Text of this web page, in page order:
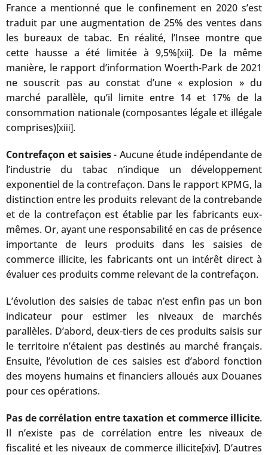
France a mentionné que le confinement en 2020 s’est
traduit par une augmentation de 25% des ventes dans
les bureaux de tabac. En réalité, l’Insee montre que
cette hausse a été limitée à 9,5%[xii]. De la même
manière, le rapport d’information Woerth-Park de 2021
ne souscrit pas au constat d’une « explosion » du
marché parallèle, qu’il limite entre 14 et 17% de la
consommation nationale (composantes légale et illégale
comprises)[xiii].
Contrefaçon et saisies- Aucune étude indépendante de
l’industrie du tabac n’indique un développement
exponentiel de la contrefaçon. Dans le rapport KPMG, la
distinction entre les produits relevant de la contrebande
et de la contrefaçon est établie par les fabricants eux-
mêmes. Or, ayant une responsabilité en cas de présence
importante de leurs produits dans les saisies de
commerce illicite, les fabricants ont un intérêt direct à
évaluer ces produits comme relevant de la contrefaçon.
L’évolution des saisies de tabac n’est enfin pas un bon
indicateur pour estimer les niveaux de marchés
parallèles. D’abord, deux-tiers de ces produits saisis sur
le territoire n’étaient pas destinés au marché français.
Ensuite, l’évolution de ces saisies est d’abord fonction
des moyens humains et financiers alloués aux Douanes
pour ces opérations.
Pas de corrélation entre taxation et commerce illicite.
Il n’existe pas de corrélation entre les niveaux de
fiscalité et les niveaux de commerce illicite[xiv]. D’autres